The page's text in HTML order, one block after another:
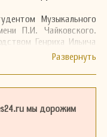
Музыкального
П.И. Чайковского.
Генриха Ильича
композитора и
Спосо́бина,
теоретика музыки и
обучение в МГК имени
где руководил
писал
мы дорожим